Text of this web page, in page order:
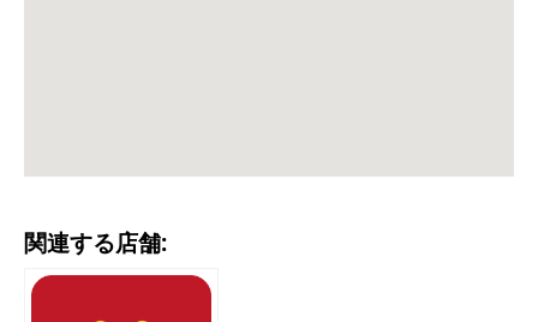
関連する店舗: